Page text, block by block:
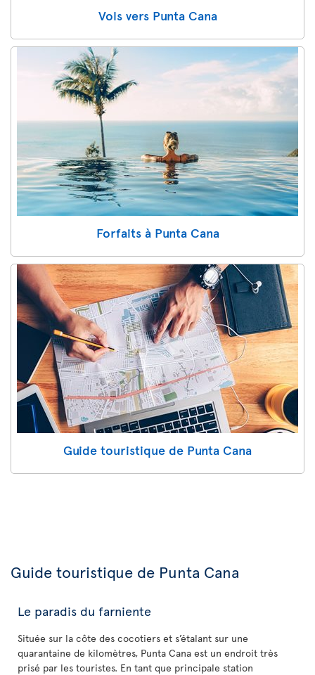
Vols vers Punta Cana
Forfaits à Punta Cana
Guide touristique de Punta Cana
Guide touristique de Punta Cana
Le paradis du farniente
Située sur la côte des cocotiers et s’étalant sur une
quarantaine de kilomètres, Punta Cana est un endroit très
prisé par les touristes. En tant que principale station